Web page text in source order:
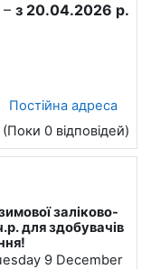
з 20.04.2026 р.
Постійна адреса
(Поки 0 відповідей)
заліково-
для здобувачів
9 December